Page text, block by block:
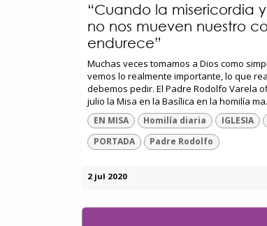
“Cuando la misericordia
no nos mueven nuestro
endurece”
Muchas veces tomamos a Dios como
vemos lo realmente importante, lo que
debemos pedir. El Padre Rodolfo Varela
julio la Misa en la Basílica en la homilía
EN MISA Homilía diaria IGLESIA
PORTADA
Padre Rodolfo
2 jul 2020